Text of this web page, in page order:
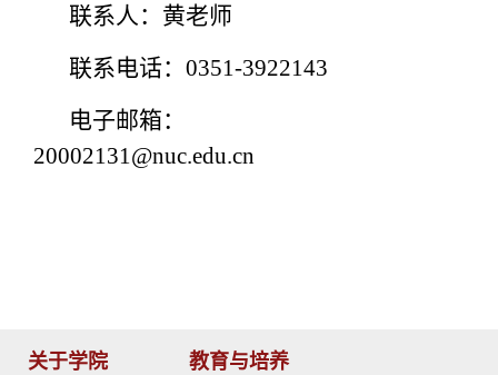
联系人：黄老师
联系电话：0351-3922143
电子邮箱：
20002131@nuc.edu.cn
关于学院 教育与培养